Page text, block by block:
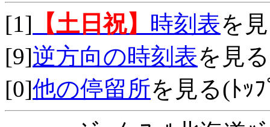
[1] 【土日祝】 時刻表を
[9]逆方向の時刻表を見る
[0]他の停留所を見る(ﾄｯ